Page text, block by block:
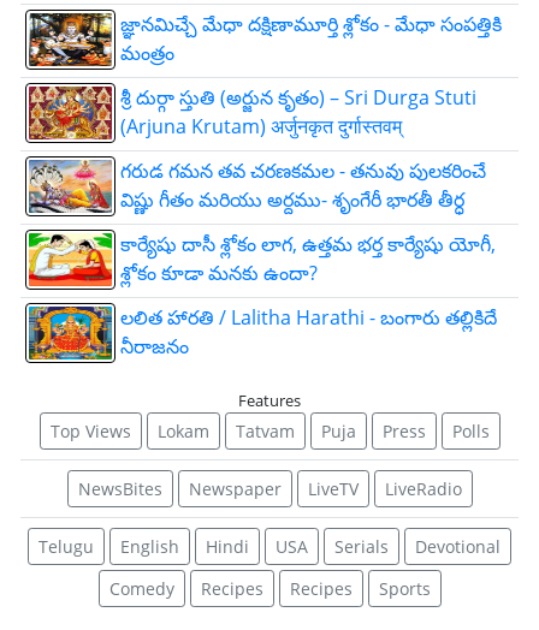
జ్ఞాన‌మిచ్చే మేధా ద‌క్షిణామూర్తి శ్లోకం - మేధా సంపత్తికి
మంత్రం
శ్రీ దుర్గా స్తుతి (అర్జున కృతం) – Sri Durga Stuti
(Arjuna Krutam) अर्जुनकृत दुर्गास्तवम्
గరుడ గమన తవ చరణకమల - తనువు పులకరించే
విష్ణు గీతం మరియు అర్దము- శృంగేరీ భారతీ తీర్ధ
కార్యేషు దాసీ శ్లోకం లాగ, ఉత్తమ భర్త కార్యేషు యోగీ,
శ్లోకం కూడా మనకు ఉందా?
లలిత హారతి / Lalitha Harathi - బంగారు తల్లికిదే
నీరాజనం
Features
Top Views Lokam Tatvam Puja Press Polls
NewsBites Newspaper LiveTV LiveRadio
Telugu English Hindi USA Serials
Devotional
Comedy
Recipes Recipes Sports